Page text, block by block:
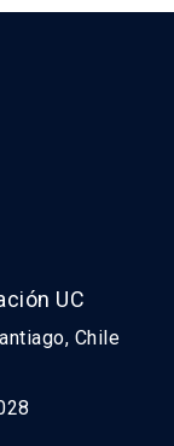
UC
Chile